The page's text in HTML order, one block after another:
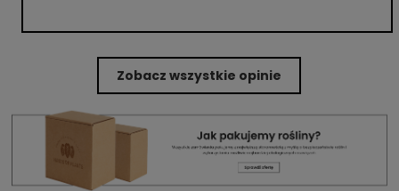
Zobacz wszystkie opinie